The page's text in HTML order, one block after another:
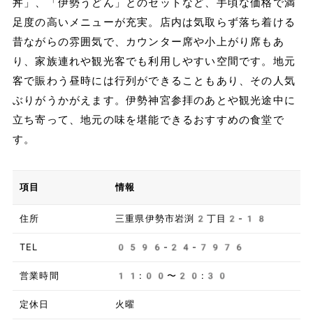
丼」、「伊勢うどん」とのセットなど、手頃な価格で満
足度の高いメニューが充実。店内は気取らず落ち着ける
昔ながらの雰囲気で、カウンター席や小上がり席もあ
り、家族連れや観光客でも利用しやすい空間です。地元
客で賑わう昼時には行列ができることもあり、その人気
ぶりがうかがえます。伊勢神宮参拝のあとや観光途中に
立ち寄って、地元の味を堪能できるおすすめの食堂で
す。
項目 情報
住所 三重県伊勢市岩渕2丁目2-18
TEL 0596-24-7976
営業時間 11:00〜20:30
定休日 火曜